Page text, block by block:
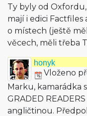
Ty byly od
mají i edici
o místech (ještě
věcech, měli třeba
honyk
Vloženo
Marku, kamarádka
GRADED
angličtinou.